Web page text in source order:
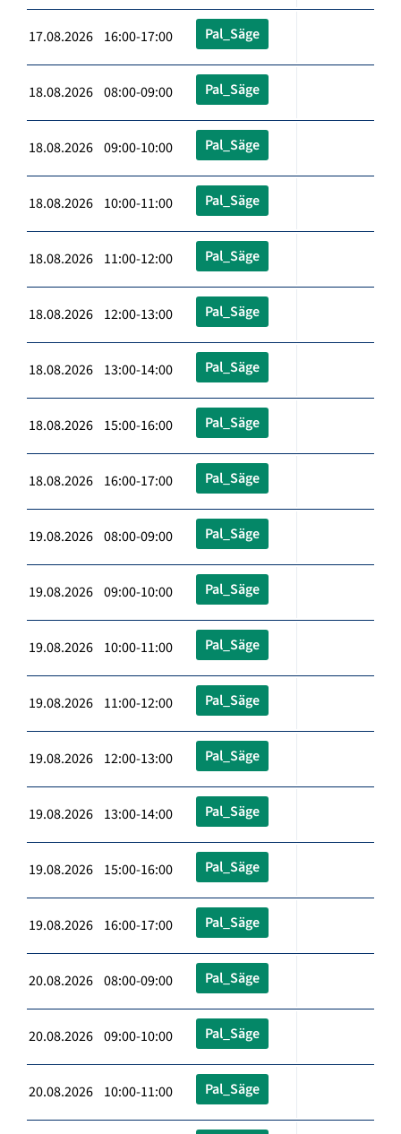
17.08.2026 16:00-17:00 Pal_Säge
18.08.2026 08:00-09:00 Pal_Säge
18.08.2026 09:00-10:00 Pal_Säge
18.08.2026 10:00-11:00 Pal_Säge
18.08.2026 11:00-12:00 Pal_Säge
18.08.2026 12:00-13:00 Pal_Säge
18.08.2026 13:00-14:00 Pal_Säge
18.08.2026 15:00-16:00 Pal_Säge
18.08.2026 16:00-17:00 Pal_Säge
19.08.2026 08:00-09:00 Pal_Säge
19.08.2026 09:00-10:00 Pal_Säge
19.08.2026 10:00-11:00 Pal_Säge
19.08.2026 11:00-12:00 Pal_Säge
19.08.2026 12:00-13:00 Pal_Säge
19.08.2026 13:00-14:00 Pal_Säge
19.08.2026 15:00-16:00 Pal_Säge
19.08.2026 16:00-17:00 Pal_Säge
20.08.2026 08:00-09:00 Pal_Säge
20.08.2026 09:00-10:00 Pal_Säge
20.08.2026 10:00-11:00 Pal_Säge